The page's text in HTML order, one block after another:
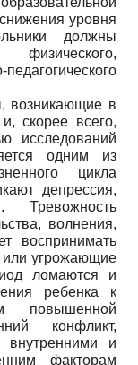
уровня
должны
возникающие в
скорее всего,
исследований
одним из
цикла
депрессия,
волнения,
воспринимать
или угрожающие
ломаются и
ребенка к
повышенной
конфликт,
внутренними и
факторам